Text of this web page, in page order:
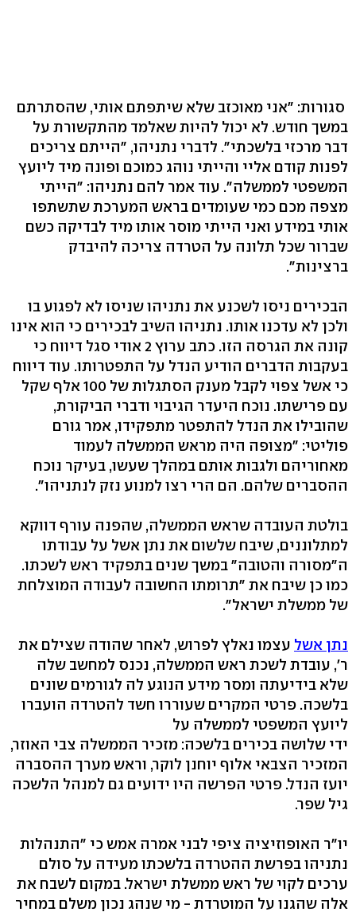
סגורות: "אני מאוכזב שלא שיתפתם אותי, שהסתרתם
במשך חודש. לא יכול להיות שאלמד מהתקשורת על
דבר מרכזי בלשכתי". לדברי נתניהו, "הייתם צריכים
לפנות קודם אליי והייתי נוהג כמוכם ופונה מיד ליועץ
המשפטי לממשלה". עוד אמר להם נתניהו: "הייתי
מצפה מכם כמי שעומדים בראש המערכת שתשתפו
אותי במידע ואני הייתי מוסר אותו מיד לבדיקה כשם
שברור שכל תלונה על הטרדה צריכה להיבדק
ברצינות".
הבכירים ניסו לשכנע את נתניהו שניסו לא לפגוע בו
ולכן לא עדכנו אותו. נתניהו השיב לבכירים כי הוא אינו
קונה את הגרסה הזו. כתב ערוץ 2 אודי סגל דיווח כי
בעקבות הדברים הודיע הנדל על התפטרותו. עוד דיווח
כי אשל צפוי לקבל מענק הסתגלות של 100 אלף שקל
עם פרישתו. נוכח היעדר הגיבוי ודברי הביקורת,
שהובילו את הנדל להתפטר מתפקידו, אמר גורם
פוליטי: "מצופה היה מראש הממשלה לעמוד
מאחוריהם ולגבות אותם במהלך שעשו, בעיקר נוכח
ההסברים שלהם. הם הרי רצו למנוע נזק לנתניהו".
בולטת העובדה שראש הממשלה, שהפנה עורף דווקא
למתלוננים, שיבח שלשום את נתן אשל על עבודתו
ה"מסורה והטובה" במשך שנים בתפקיד ראש לשכתו.
כמו כן שיבח את "תרומתו החשובה לעבודה המוצלחת
של ממשלת ישראל".
נתן אשל עצמו נאלץ לפרוש, לאחר שהודה שצילם את
ר', עובדת לשכת ראש הממשלה, נכנס למחשב שלה
שלא בידיעתה ומסר מידע הנוגע לה לגורמים שונים
בלשכה. פרטי המקרים שעוררו חשד להטרדה הועברו
ליועץ המשפטי לממשלה על
ידי שלושה בכירים בלשכה: מזכיר הממשלה צבי האוזר,
המזכיר הצבאי אלוף יוחנן לוקר, וראש מערך ההסברה
יועז הנדל. פרטי הפרשה היו ידועים גם למנהל הלשכה
גיל שפר.
יו"ר האופוזיציה ציפי לבני אמרה אמש כי "התנהלות
נתניהו בפרשת ההטרדה בלשכתו מעידה על סולם
ערכים לקוי של ראש ממשלת ישראל. במקום לשבח את
אלה שהגנו על המוטרדת - מי שנהג נכון משלם במחיר